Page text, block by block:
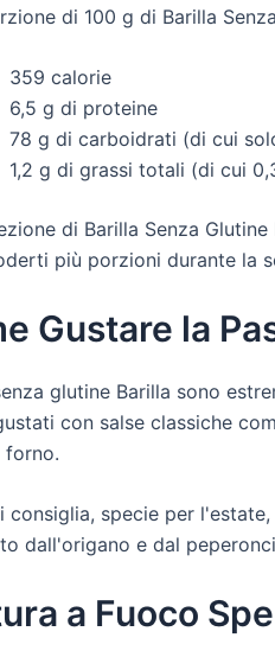
di 100 g di Barilla
359 calorie
6,5 g di proteine
78 g di carboidrati (di cui
1,2 g di grassi totali (di cui
di Barilla Senza
più porzioni durante la
Gustare la
glutine Barilla sono
con salse classiche
forno.
consiglia, specie per
dall'origano e dal
a Fuoco